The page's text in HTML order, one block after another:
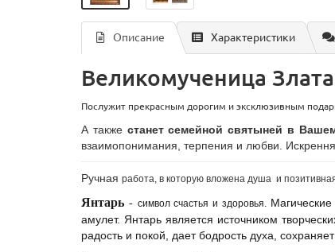
Описание Характеристики
Великомученица
Послужит прекрасным дорогим и эксклюзивным
А также станетсемейной святыней в
взаимопонимания, терпения и любви.
Ручная работа, в которую вложена душа и
Янтарь - символ счастья и здоровья.
амулет. Янтарь является источником
радость и покой, дает бодрость духа, сохраняет